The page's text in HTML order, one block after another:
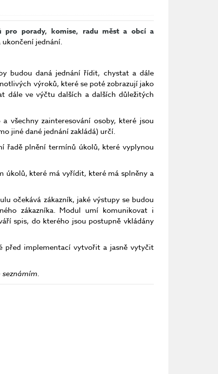
pro porady, komise, radu měst a obcí a
jednání.
budou daná jednání řídit, chystat a dále
výroků, které se poté zobrazují jako
dále ve výčtu dalších a dalších důležitých
všechny zainteresování osoby, které jsou
jiné dané jednání zakládá) určí.
řadě plnění termínů úkolů, které vyplynou
úkolů, které má vyřídit, které má splněny a
očekává zákazník, jaké výstupy se budou
zákazníka. Modul umí komunikovat i
spis, do kterého jsou postupně vkládány
před implementací vytvořit a jasně vytyčit